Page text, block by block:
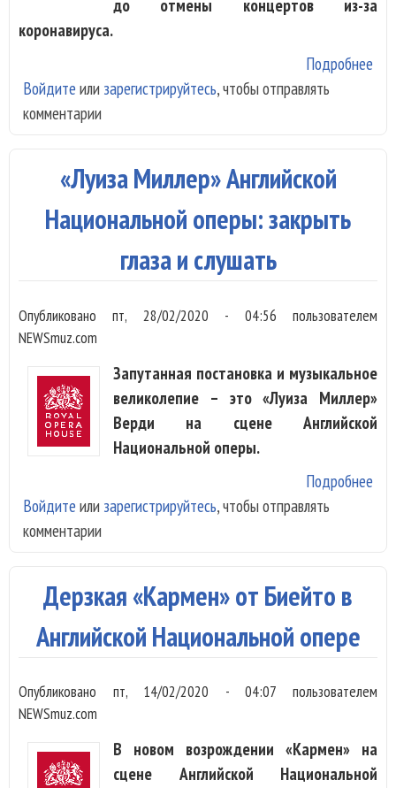
до отмены концертов из-за
коронавируса.
Подробнее
Войдите или зарегистрируйтесь, чтобы отправлять
комментарии
«Луиза Миллер» Английской
Национальной оперы: закрыть
глаза и слушать
Опубликованопт, 28/02/2020 - 04:56 пользователем
NEWSmuz.com
Запутанная постановка и музыкальное
великолепие – это «Луиза Миллер»
Верди на сцене Английской
Национальной оперы.
Подробнее
Войдите или зарегистрируйтесь, чтобы отправлять
комментарии
Дерзкая «Кармен» от Биейто в
Английской Национальной опере
Опубликовано пт, 14/02/2020 - 04:07 пользователем
NEWSmuz.com
В новом возрождении «Кармен» на
сцене Английской Национальной